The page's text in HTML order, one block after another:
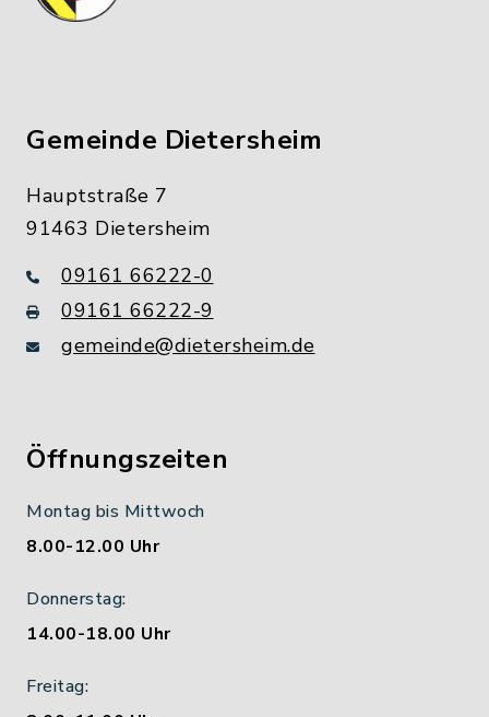
Gemeinde Dietersheim
Hauptstraße 7
91463 Dietersheim
09161 66222-0
09161 66222-9
gemeinde@dietersheim.de
Öffnungszeiten
Montag bis Mittwoch
8.00-12.00 Uhr
Donnerstag:
14.00-18.00 Uhr
Freitag: